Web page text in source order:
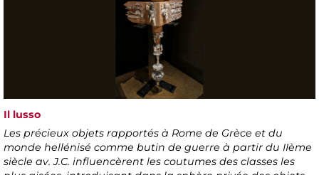
Il lusso
Les précieux objets rapportés à Rome de Grèce et du
monde hellénisé comme butin de guerre à partir du IIème
siècle av. J.C. influencèrent les coutumes des classes les